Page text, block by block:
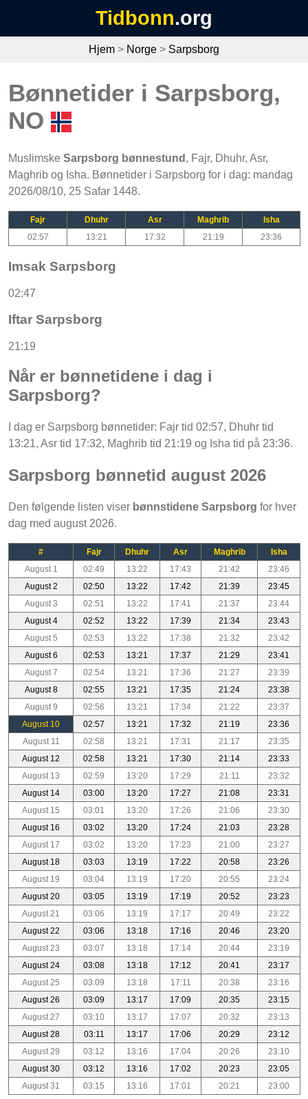
Tidbonn.org
Hjem > Norge > Sarpsborg
Bønnetider i Sarpsborg,
NO
Muslimske Sarpsborg bønnestund , Fajr, Dhuhr, Asr,
Maghrib og Isha. Bønnetider i Sarpsborg for i dag: mandag
2026/08/10, 25 Safar 1448.
Fajr Dhuhr Asr Maghrib
Isha
02:57
13:21 17:32 21:19 23:36
Imsak Sarpsborg
02:47
Iftar Sarpsborg
21:19
Når er bønnetidene i dag i
Sarpsborg?
I dag er Sarpsborg bønnetider: Fajr tid 02:57, Dhuhr tid
13:21, Asr tid 17:32, Maghrib tid 21:19 og Isha tid på 23:36.
Sarpsborg bønnetid august 2026
Den følgende listen viser bønnstidene Sarpsborg for hver
dag med august 2026.
# Fajr Dhuhr Asr Maghrib
Isha
August 1
02:49 13:22 17:43 21:42
23:46
August 2
02:50 13:22 17:42 21:39
23:45
August 3
02:51 13:22 17:41 21:37
23:44
August 4
02:52 13:22 17:39 21:34
23:43
August 5
02:53 13:22 17:38 21:32
23:42
August 6
02:53 13:21 17:37 21:29
23:41
August 7
02:54 13:21 17:36 21:27
23:39
August 8
02:55 13:21 17:35 21:24
23:38
August 9
02:56 13:21 17:34 21:22
23:37
August 10
02:57 13:21 17:32 21:19
23:36
August 11
02:58 13:21 17:31 21:17
23:35
August 12
02:58 13:21 17:30 21:14
23:33
August 13
02:59 13:20 17:29 21:11
23:32
August 14
03:00 13:20 17:27 21:08
23:31
August 15
03:01 13:20 17:26 21:06
23:30
August 16
03:02 13:20 17:24 21:03
23:28
August 17
03:02 13:20 17:23 21:00
23:27
August 18
03:03 13:19 17:22 20:58
23:26
August 19
03:04 13:19 17:20 20:55
23:24
August 20
03:05 13:19 17:19 20:52
23:23
August 21
03:06 13:19 17:17 20:49
23:22
August 22
03:06 13:18 17:16 20:46
23:20
August 23
03:07 13:18 17:14 20:44
23:19
August 24
03:08 13:18 17:12 20:41
23:17
August 25
03:09 13:18 17:11 20:38
23:16
August 26
03:09 13:17 17:09 20:35
23:15
August 27
03:10 13:17 17:07 20:32
23:13
August 28
03:11 13:17 17:06 20:29
23:12
August 29
03:12 13:16 17:04 20:26
23:10
August 30
03:12 13:16 17:02 20:23
23:05
August 31
03:15 13:16 17:01 20:21 23:00